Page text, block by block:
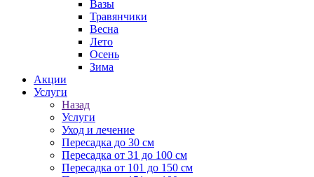
Вазы
Травянчики
Весна
Лето
Осень
Зима
Акции
Услуги
Назад
Услуги
Уход и лечение
Пересадка до 30 см
Пересадка от 31 до 100 см
Пересадка от 101 до 150 см